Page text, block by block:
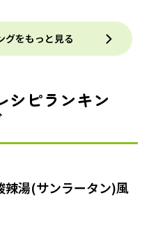
グをもっと見る
シピランキン
辣湯(サンラータン)風